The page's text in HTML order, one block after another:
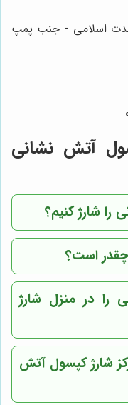
اسلامی - جنب پمپ
آتش نشانی
شارژ کنیم؟
است؟
را در منزل شارژ
شارژ کپسول آتش